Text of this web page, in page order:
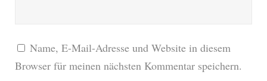
Name, E-Mail-Adresse und Website in diesem
Browser für meinen nächsten Kommentar speichern.